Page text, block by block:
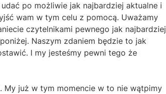
po możliwie jak najbardziej aktualne i
wam w tym celu z pomocą. Uważamy
czytelnikami pewnego jak najbardziej
Naszym zdaniem będzie to jak
I my jesteśmy pewni tego że
My już w tym momencie w to nie wątpimy